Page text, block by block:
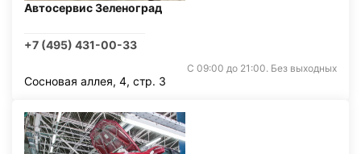
Автосервис Зеленоград
+7 (495) 431-00-33
С 09:00 до 21:00. Без выходных
Сосновая аллея, 4, стр. 3